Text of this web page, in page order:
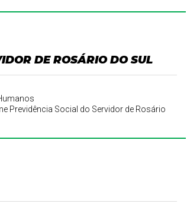
DE ROSÁRIO DO SUL
Previdência Social do Servidor de Rosário